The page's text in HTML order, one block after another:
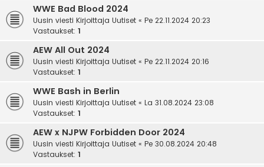
WWE Bad Blood 2024
Uusin viesti Kirjoittaja Uutiset « Pe 22.11.2024 20:23
Vastaukset: 1
AEW All Out 2024
Uusin viesti Kirjoittaja Uutiset « Pe 22.11.2024 20:16
Vastaukset: 1
WWE Bash in Berlin
Uusin viesti Kirjoittaja Uutiset « La 31.08.2024 23:08
Vastaukset: 1
AEW x NJPW Forbidden Door 2024
Uusin viesti Kirjoittaja Uutiset « Pe 30.08.2024 20:48
Vastaukset: 1